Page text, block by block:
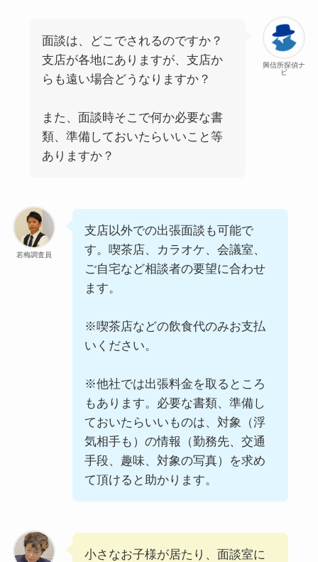
興信所探偵ナ
ビ
面談は、どこでされるのですか？
支店が各地にありますが、支店か
らも遠い場合どうなりますか？
また、面談時そこで何か必要な書
類、準備しておいたらいいこと等
ありますか？
若梅調査員
支店以外での出張面談も可能で
す。喫茶店、カラオケ、会議室、
ご自宅など相談者の要望に合わせ
ます。
※喫茶店などの飲食代のみお支払
いください。
※他社では出張料金を取るところ
もあります。必要な書類、準備し
ておいたらいいものは、対象（浮
気相手も）の情報（勤務先、交通
手段、趣味、対象の写真）を求め
て頂けると助かります。
小さなお子様が居たり、面談室に